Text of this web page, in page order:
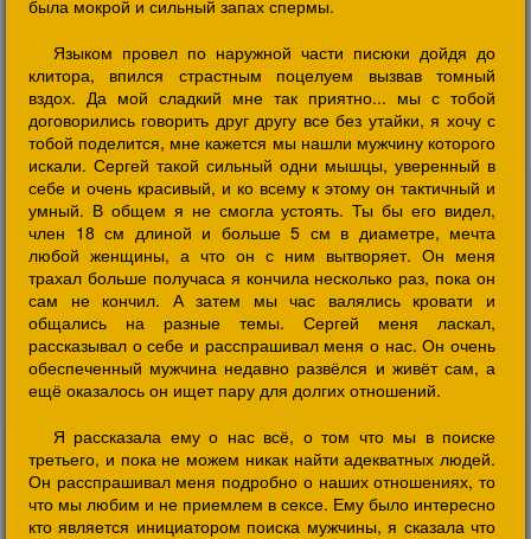
была мокрой и сильный запах спермы.
Языком провел по наружной части писюки дойдя до
клитора, впился страстным поцелуем вызвав томный
вздох. Да мой сладкий мне так приятно... мы с тобой
договорились говорить друг другу все без утайки, я хочу с
тобой поделится, мне кажется мы нашли мужчину которого
искали. Сергей такой сильный одни мышцы, уверенный в
себе и очень красивый, и ко всему к этому он тактичный и
умный. В общем я не смогла устоять. Ты бы его видел,
член 18 см длиной и больше 5 см в диаметре, мечта
любой женщины, а что он с ним вытворяет. Он меня
трахал больше получаса я кончила несколько раз, пока он
сам не кончил. А затем мы час валялись кровати и
общались на разные темы. Сергей меня ласкал,
рассказывал о себе и расспрашивал меня о нас. Он очень
обеспеченный мужчина недавно развёлся и живёт сам, а
ещё оказалось он ищет пару для долгих отношений.
Я рассказала ему о нас всё, о том что мы в поиске
третьего, и пока не можем никак найти адекватных людей.
Он расспрашивал меня подробно о наших отношениях, то
что мы любим и не приемлем в сексе. Ему было интересно
кто является инициатором поиска мужчины, я сказала что